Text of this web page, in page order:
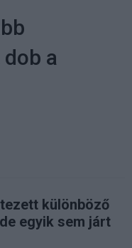
a
különböző
egyik sem járt